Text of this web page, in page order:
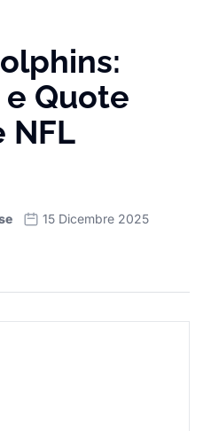
Quote
NFL
15 Dicembre 2025